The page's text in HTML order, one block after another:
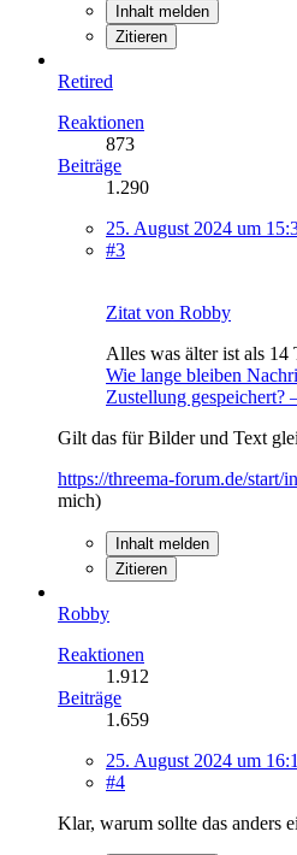
Inhalt melden
Zitieren
Retired
Reaktionen
873
Beiträge
1.290
25. August 2024 um
#3
Zitat von Robby
Alles was älter ist als 14
Wie lange bleiben
Zustellung gespeichert?
Gilt das für Bilder und Text
https://threema-forum.de/
mich)
Inhalt melden
Zitieren
Robby
Reaktionen
1.912
Beiträge
1.659
25. August 2024 um
#4
Klar, warum sollte das anders